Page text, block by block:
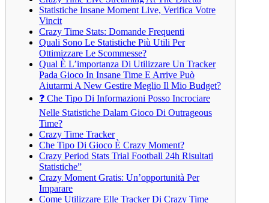
Statistiche Insane Moment Live, Verifica Votre
Vincit
Crazy Time Stats: Domande Frequenti
Quali Sono Le Statistiche Più Utili Per
Ottimizzare Le Scommesse?
Qual È L’importanza Di Utilizzare Un Tracker
Pada Gioco In Insane Time E Arrive Può
Aiutarmi A New Gestire Meglio Il Mio Budget?
❓ Che Tipo Di Informazioni Posso Incrociare
Nelle Statistiche Dalam Gioco Di Outrageous
Time?
Crazy Time Tracker
Che Tipo Di Gioco È Crazy Moment?
Crazy Period Stats Trial Football 24h Risultati
Statistiche”
Crazy Moment Gratis: Un’opportunità Per
Imparare
Come Utilizzare Elle Tracker Di Crazy Time